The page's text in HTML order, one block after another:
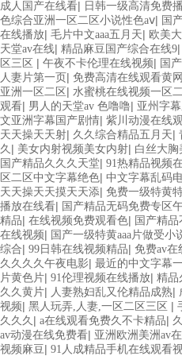
成人国产在线看| 日韩一级高清免费
色综合亚洲一区二区小说性色aⅴ| 国
在线播放| 毛片中文aaa五月天| 欧美
天堂av在线| 精品麻豆国产综合在线9|
区三区 | 午夜不卡伦理在线视频| 国
人妻片第一页 | 免费高清在线观看黄
亚洲一区二区 | 水蜜桃在线视频一区
观看| 男人的天堂av 色噜噜| 亚州字
文亚洲字幕国产剧情| 紫川动漫在线
天天操天天射| 久久综合精品五月天|
久 | 美女内射视频美女内射| 白丝大胸
国产精品久久久天堂| 91热精品视频
区二区中文字幕绝色| 中文字幕乱码
天天操天天摸天天添| 免费一级特黄
播放在线看| 国产精品无码免费专区
精品| 在线视频免费观看色| 国产精
在线视频| 国产一级特黄aaa片做受小
综合| 99日韩在线视频精品| 免费av在
久久久久午夜电影| 最近的中文字幕
片黄色片| 91伦理视频在线播放| 精品
久久黄片| 人妻熟妇乱又伦精品成熟|
视频| 黑人玩弄,人妻,一区二区三区 |
久久久 | a在线观看免费久不卡精品|
av动漫在线免费看| 亚洲欧洲美洲av
视频麻豆| 91人成精品手机在线观看